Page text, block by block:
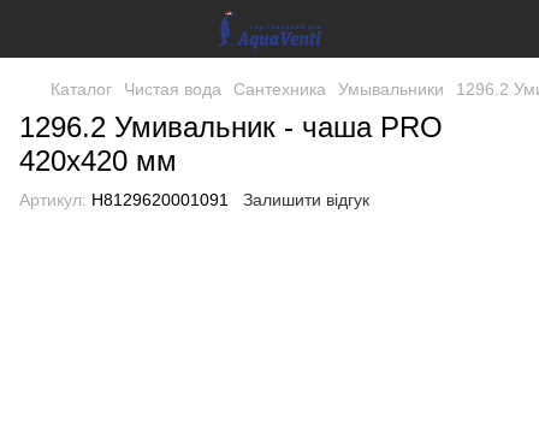
Каталог Чистая вода Сантехника Умывальники 1296.2
1296.2 Умивальник - чаша PRO
420х420 мм
Артикул: H8129620001091 Залишити відгук